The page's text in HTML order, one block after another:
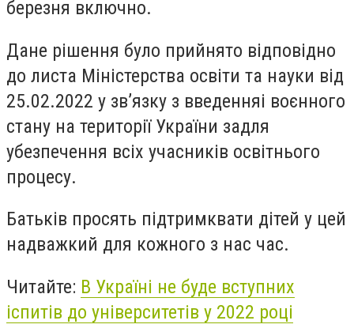
березня включно.
Дане рішення було прийнято відповідно
до листа Міністерства освіти та науки від
25.02.2022 у зв’язку з введенняі воєнного
стану на території України задля
убезпечення всіх учасників освітнього
процесу.
Батьків просять підтримквати дітей у цей
надважкий для кожного з нас час.
Читайте: В Україні не буде вступних
іспитів до університетів у 2022 році